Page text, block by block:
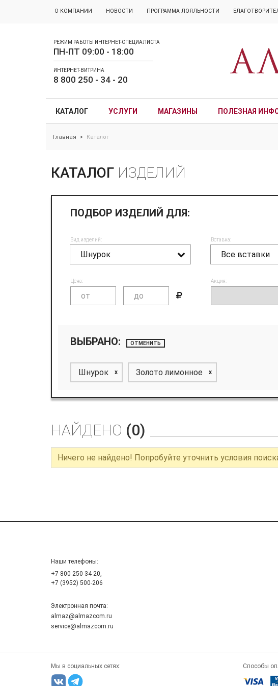
О КОМПАНИИ НОВОСТИ ПРОГРАММА ЛОЯЛЬНОСТИ
РЕЖИМ РАБОТЫ ИНТЕРНЕТ-СПЕЦИАЛИСТА
ПН-ПТ 09:00 - 18:00
ИНТЕРНЕТ-ВИТРИНА
8 800 250 - 34 - 20
КАТАЛОГ УСЛУГИ МАГАЗИНЫ ПОЛЕЗНАЯ
Главная > Каталог
КАТАЛОГ ИЗДЕЛИЙ
ПОДБОР ИЗДЕЛИЙ ДЛЯ:
Вид изделий:
Шнурок
Вставка:
Все вставки
Цена: Акция:
ВЫБРАНО: ОТМЕНИТЬ
Шнурок x Золото лимонное x
НАЙДЕНО (0)
Ничего не найдено! Попробуйте уточнить условия
Наши телефоны:
+7 800 250 34 20,
+7 (3952) 500-206
Электронная почта:
almaz@almazcom.ru
service@almazcom.ru
Мы в социальных сетях: Способы